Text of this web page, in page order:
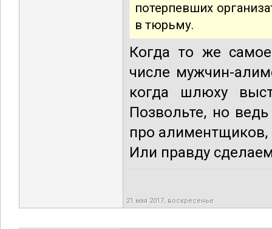
потерпевших
в тюрьму.
Когда то же
числе мужчин-
когда шлюху
Позвольте, но
про алиментщиков,
Или правду
21 мая 2017, воскресенье